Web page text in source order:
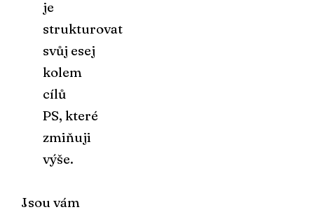
je
strukturovat
svůj esej
kolem
cílů
PS, které
zmiňuji
výše.
Jsou vám